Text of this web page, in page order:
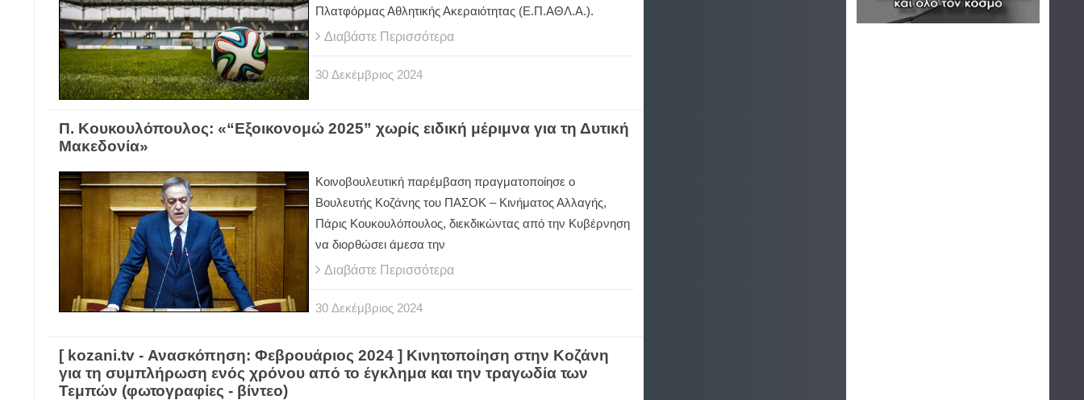
Πλατφόρμας Αθλητικής Ακεραιότητας (Ε.Π.ΑΘΛ.Α.).
Διαβάστε Περισσότερα
30 Δεκέμβριος 2024
Π. Κουκουλόπουλος: «“Εξοικονομώ 2025” χωρίς ειδική μέριμνα για τη Δυτική
Μακεδονία»
Κοινοβουλευτική παρέμβαση πραγματοποίησε ο
Βουλευτής Κοζάνης του ΠΑΣΟΚ – Κινήματος Αλλαγής,
Πάρις Κουκουλόπουλος, διεκδικώντας από την Κυβέρνηση
να διορθώσει άμεσα την
Διαβάστε Περισσότερα
30 Δεκέμβριος 2024
[ kozani.tv - Ανασκόπηση: Φεβρουάριος 2024 ] Κινητοποίηση στην Κοζάνη
για τη συμπλήρωση ενός χρόνου από το έγκλημα και την τραγωδία των
Τεμπών (φωτογραφίες - βίντεο)